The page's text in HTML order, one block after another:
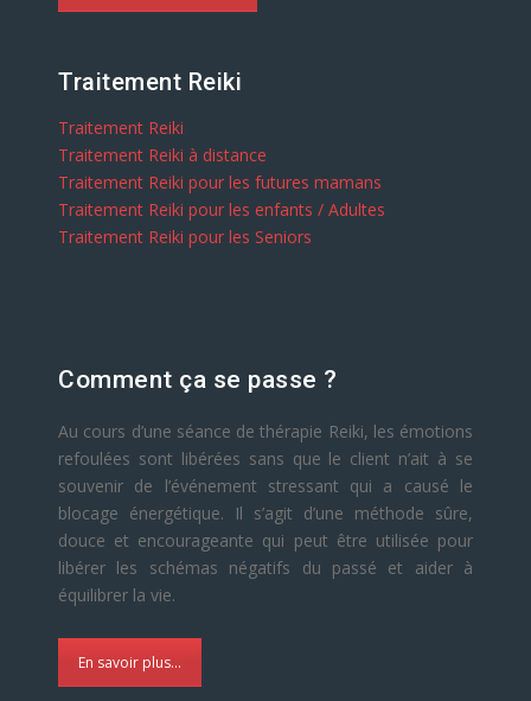
Traitement Reiki
Traitement Reiki
Traitement Reiki à distance
Traitement Reiki pour les futures mamans
Traitement Reiki pour les enfants / Adultes
Traitement Reiki pour les Seniors
Comment ça se passe ?
Au cours d’une séance de thérapie Reiki, les émotions
refoulées sont libérées sans que le client n’ait à se
souvenir de l’événement stressant qui a causé le
blocage énergétique. Il s’agit d’une méthode sûre,
douce et encourageante qui peut être utilisée pour
libérer les schémas négatifs du passé et aider à
équilibrer la vie.
En savoir plus...